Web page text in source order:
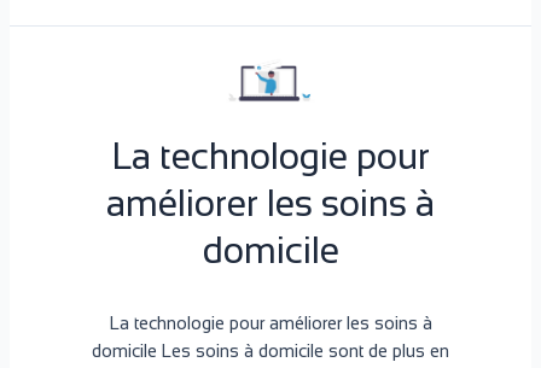
La technologie pour
améliorer les soins à
domicile
La technologie pour améliorer les soins à
domicile Les soins à domicile sont de plus en